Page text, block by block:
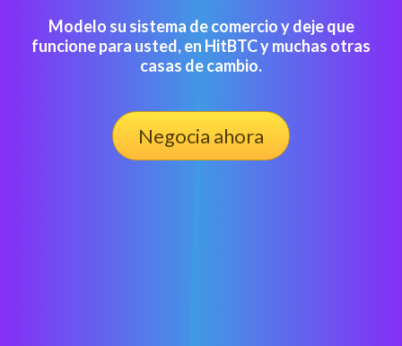
Modelo su sistema de comercio y deje que
funcione para usted, en HitBTC y muchas otras
casas de cambio.
Negocia ahora